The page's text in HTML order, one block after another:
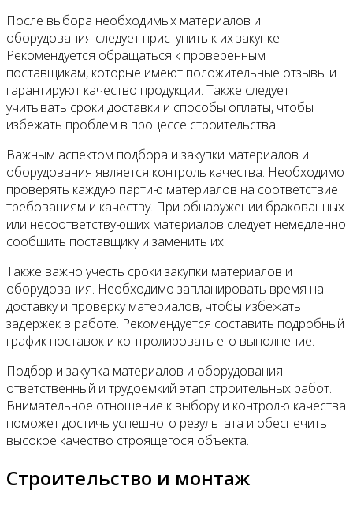
После выбора необходимых материалов и
оборудования следует приступить к их закупке.
Рекомендуется обращаться к проверенным
поставщикам, которые имеют положительные отзывы и
гарантируют качество продукции. Также следует
учитывать сроки доставки и способы оплаты, чтобы
избежать проблем в процессе строительства.
Важным аспектом подбора и закупки материалов и
оборудования является контроль качества. Необходимо
проверять каждую партию материалов на соответствие
требованиям и качеству. При обнаружении бракованных
или несоответствующих материалов следует немедленно
сообщить поставщику и заменить их.
Также важно учесть сроки закупки материалов и
оборудования. Необходимо запланировать время на
доставку и проверку материалов, чтобы избежать
задержек в работе. Рекомендуется составить подробный
график поставок и контролировать его выполнение.
Подбор и закупка материалов и оборудования -
ответственный и трудоемкий этап строительных работ.
Внимательное отношение к выбору и контролю качества
поможет достичь успешного результата и обеспечить
высокое качество строящегося объекта.
Строительство и монтаж